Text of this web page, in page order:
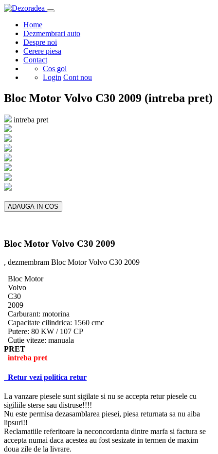
Home
Dezmembrari auto
Despre noi
Cerere piesa
Contact
Cos gol
Login Cont nou
Bloc Motor Volvo C30 2009 (intreba pret)
intreba pret
ADAUGA IN COS
Bloc Motor Volvo C30 2009
, dezmembram Bloc Motor Volvo C30 2009
Bloc Motor
Volvo
C30
2009
Carburant: motorina
Capacitate cilindrica: 1560 cmc
Putere: 80 KW / 107 CP
Cutie viteze: manuala
PRET
intreba pret
Retur vezi politica retur
La vanzare piesele sunt sigilate si nu se accepta retur piesele cu
sigiliile sterse sau distruse!!!!
Nu este permisa dezasamblarea piesei, piesa returnata sa nu aiba
lipsuri!!
Reclamatiile referitoare la neconcordanta dintre marfa si factura se
accepta numai daca acestea au fost sesizate in termen de maxim
doua zile de la livrare.